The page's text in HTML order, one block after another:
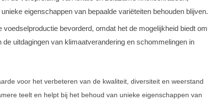
eigenschappen van bepaalde variëteiten behouden blijven.
bevorderd, omdat het de mogelijkheid biedt om
uitdagingen van klimaatverandering en schommelingen in
voor het verbeteren van de kwaliteit, diversiteit en weerstand
teelt en helpt bij het behoud van unieke eigenschappen van